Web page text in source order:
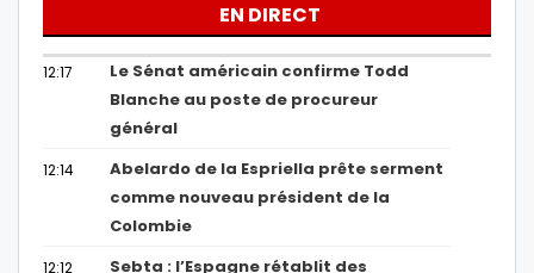
EN DIRECT
12:17
Le Sénat américain confirme Todd
Blanche au poste de procureur
général
12:14
Abelardo de la Espriella prête serment
comme nouveau président de la
Colombie
12:12
Sebta : l’Espagne rétablit des